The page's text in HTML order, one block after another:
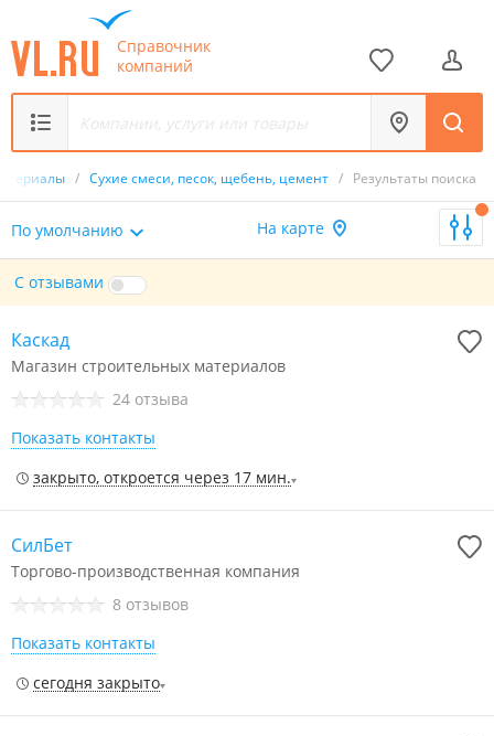
Справочник
компаний
/ Сухие смеси, песок, щебень, цемент / Результаты поиска
По умолчанию На карте
С отзывами
Каскад
Магазин строительных материалов
24 отзыва
Показать контакты
закрыто, откроется через 17 мин.
СилБет
Торгово-производственная компания
8 отзывов
Показать контакты
сегодня закрыто